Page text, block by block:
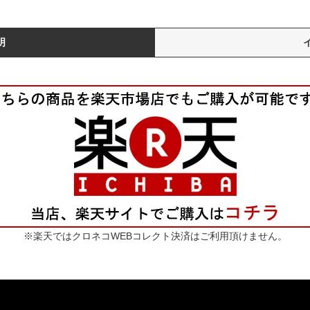
※楽天ではクロネコWEBコレクト決済はご利用頂けません。